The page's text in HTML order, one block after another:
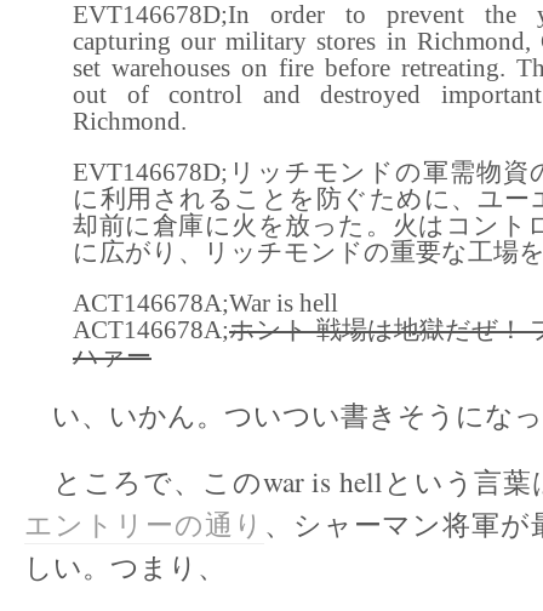
EVT146678D;In order to prevent the
capturing our military stores in Richmond,
set warehouses on fire before retreating.
out of control and destroyed
Richmond.
EVT146678D;リッチモンドの軍需物資
に利用されることを防ぐために、ユー
却前に倉庫に火を放った。火はコント
に広がり、リッチモンドの重要な工場
ACT146678A;War is hell
ACT146678A;ホント 戦場は地獄だぜ！
ハァー
い、いかん。ついつい書きそうにな
ところで、このwar is hellという言葉
エントリーの通り 、シャーマン将軍
しい。つまり、